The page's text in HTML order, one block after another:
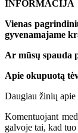
INFORMACIJA
Vienas
gyvenamajame
Ar mūsų spauda
Apie okupuotą
Daugiau žinių apie
Komentuojant
galvoje tai, kad